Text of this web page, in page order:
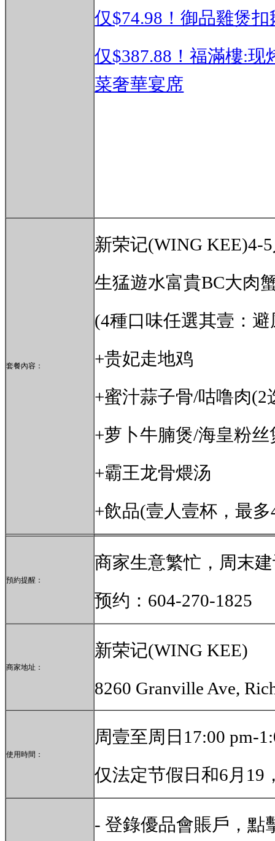
仅$74.98！御品雞煲
仅$387.88！福滿樓:
菜奢華宴席
套餐內容：
新荣记(WING KEE)4-
生猛遊水富貴BC大肉
(4種口味任選其壹：
+贵妃走地鸡
+蜜汁蒜子骨/咕噜肉(2
+萝卜牛腩煲/海皇粉
+霸王龙骨煨汤
+飲品(壹人壹杯，最多
預約提醒：
商家生意繁忙，周末
预约： 604-270-1825
商家地址：
新荣记(WING KEE)
8260 Granville Ave,
使用時間：
周壹至周日17:00 pm-
仅法定节假日和6月19
-登錄優品會賬戶，點